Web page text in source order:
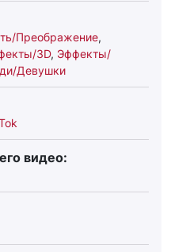
Преображение,
3D, Эффекты/
Девушки
видео: